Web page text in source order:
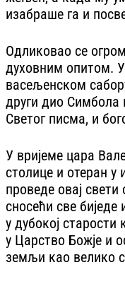
изабраше га и
Одликовао се
духовним опитом.
васељенском
други дио Симбола
Светог писма, и
У вријеме цара
столице и отеран у
проведе овај
сносећи све
у дубокој
у Царство Божје и
земљи као велико